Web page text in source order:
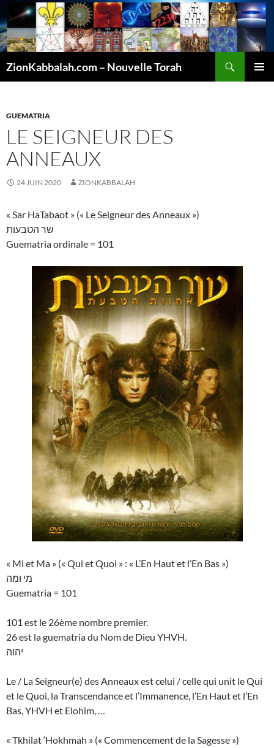
ZionKabbalah.com – Nouvelle Torah
GUEMATRIA
LE SEIGNEUR DES
ANNEAUX
24 JUIN 2020 ZIONKABBALAH
« Sar HaTabaot » (« Le Seigneur des Anneaux »)
שר הטבעות
Guematria ordinale = 101
« Mi et Ma » (« Qui et Quoi » : « L’En Haut et l’En Bas »)
מי ומה
Guematria = 101
101 est le 26ème nombre premier.
26 est la guematria du Nom de Dieu YHVH.
יהוה
Le / La Seigneur(e) des Anneaux est celui / celle qui unit le Qui
et le Quoi, la Transcendance et l’Immanence, l’En Haut et l’En
Bas, YHVH et Elohim, …
« Tkhilat ‘Hokhmah » (« Commencement de la Sagesse »)